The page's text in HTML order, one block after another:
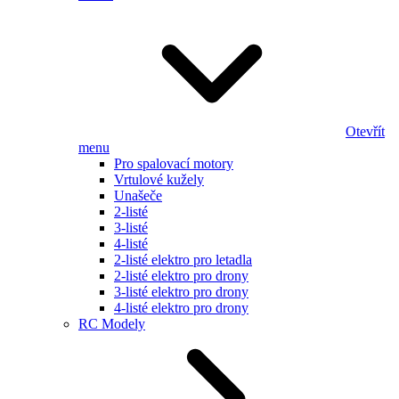
Otevřít
menu
Pro spalovací motory
Vrtulové kužely
Unašeče
2-listé
3-listé
4-listé
2-listé elektro pro letadla
2-listé elektro pro drony
3-listé elektro pro drony
4-listé elektro pro drony
RC Modely